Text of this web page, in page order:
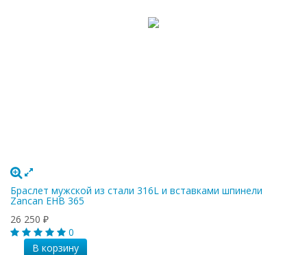
Браслет мужской из стали 316L и вставками шпинели
Zancan EHB 365
26 250 ₽
0
В корзину